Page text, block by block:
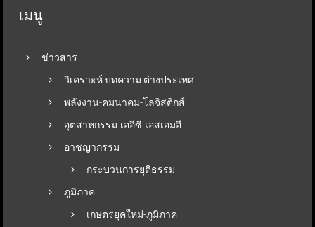
เมนู
ข่าวสาร
วิเคราะห์ บทความ ต่างประเทศ
พลังงาน-คมนาคม-โลจิสติกส์
อุตสาหกรรม-เออีซี-เอสเอมอี
อาชญากรรม
กระบวนการยุติธรรม
ภูมิภาค
เกษตรยุคใหม่-ภูมิภาค